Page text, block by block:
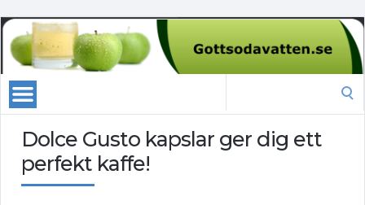
Dolce Gusto kapslar ger dig ett
perfekt kaffe!